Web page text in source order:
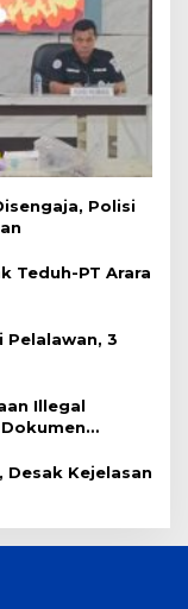
Polisi
Teduh-PT Arara
Pelalawan, 3
Illegal
Desak Kejelasan